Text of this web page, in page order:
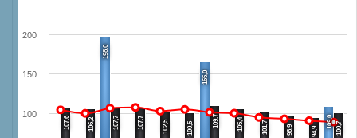
198,0
165,0
109,0
107,6 106,2 107,7 107,7 102,5 100,5 109,7 105,4 101,7 96,9 94,9 100,7
100
150
200